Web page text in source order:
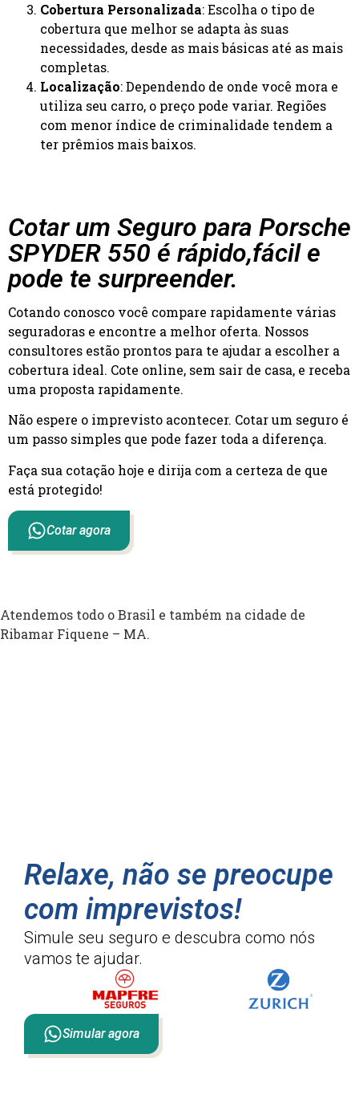
Cobertura Personalizada: Escolha o tipo de
cobertura que melhor se adapta às suas
necessidades, desde as mais básicas até as mais
completas.
Localização: Dependendo de onde você mora e
utiliza seu carro, o preço pode variar. Regiões
com menor índice de criminalidade tendem a
ter prêmios mais baixos.
Cotar um Seguro para Porsche
SPYDER 550 é rápido,fácil e
pode te surpreender.
Cotando conosco você compare rapidamente várias
seguradoras e encontre a melhor oferta. Nossos
consultores estão prontos para te ajudar a escolher a
cobertura ideal. Cote online, sem sair de casa, e receba
uma proposta rapidamente.
Não espere o imprevisto acontecer. Cotar um seguro é
um passo simples que pode fazer toda a diferença.
Faça sua cotação hoje e dirija com a certeza de que
está protegido!
Cotar agora
Atendemos todo o Brasil e também na cidade de
Ribamar Fiquene – MA.
Relaxe, não se preocupe
com imprevistos!
Simule seu seguro e descubra como nós
vamos te ajudar.
Simular agora